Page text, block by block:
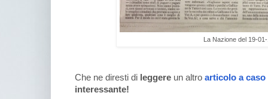
La Nazione del 19-
Che ne diresti di leggere un altro articolo a caso
interessante!